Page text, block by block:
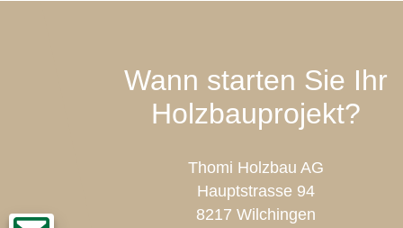
Wann starten Sie Ihr
Holzbauprojekt?
Thomi Holzbau AG
Hauptstrasse 94
8217 Wilchingen